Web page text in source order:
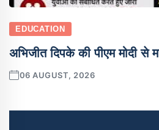
EDUCATION
अभिजीत दिपके की पीएम मोदी से
06 AUGUST, 2026